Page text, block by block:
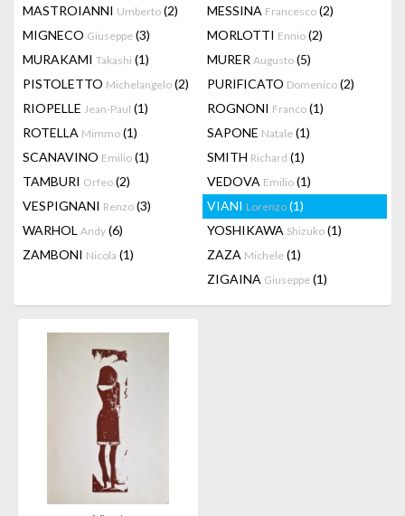
MASTROIANNI Umberto (2) MESSINA Francesco (2)
MIGNECO Giuseppe (3) MORLOTTI Ennio (2)
MURAKAMI Takashi (1) MURER Augusto (5)
PISTOLETTO Michelangelo (2) PURIFICATO Domenico (2)
RIOPELLE Jean-Paul (1) ROGNONI Franco (1)
ROTELLA Mimmo (1) SAPONE Natale (1)
SCANAVINO Emilio (1) SMITH Richard (1)
TAMBURI Orfeo (2) VEDOVA Emilio (1)
VESPIGNANI Renzo (3) VIANI Lorenzo (1)
WARHOL Andy (6) YOSHIKAWA Shizuko (1)
ZAMBONI Nicola (1) ZAZA Michele (1)
ZIGAINA Giuseppe (1)